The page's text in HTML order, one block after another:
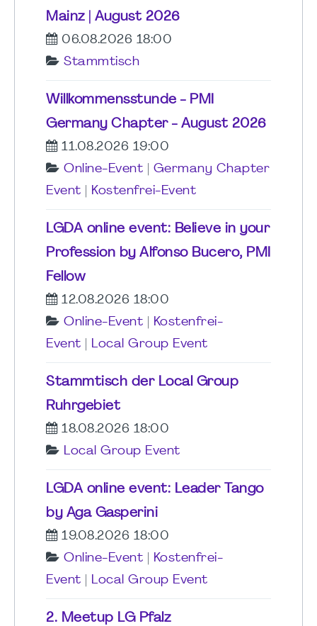
Mainz | August 2026
06.08.2026 18:00
Stammtisch
Willkommensstunde - PMI
Germany Chapter - August 2026
11.08.2026 19:00
Online-Event
Germany Chapter
Event
Kostenfrei-Event
LGDA online event: Believe in your
Profession by Alfonso Bucero, PMI
Fellow
12.08.2026 18:00
Online-Event
Kostenfrei-
Event
Local Group Event
Stammtisch der Local Group
Ruhrgebiet
18.08.2026 18:00
Local Group Event
LGDA online event: Leader Tango
by Aga Gasperini
19.08.2026 18:00
Online-Event
Kostenfrei-
Event
Local Group Event
2. Meetup LG Pfalz